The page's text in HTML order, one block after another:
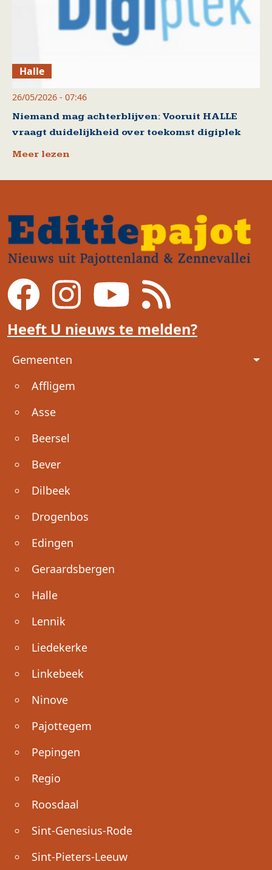
Halle
26/05/2026 - 07:46
Niemand mag achterblijven: Vooruit HALLE
vraagt duidelijkheid over toekomst digiplek
Meer lezen
Heeft U nieuws te melden?
Voet
Gemeenten
Affligem
Asse
Beersel
Bever
Dilbeek
Drogenbos
Edingen
Geraardsbergen
Halle
Lennik
Liedekerke
Linkebeek
Ninove
Pajottegem
Pepingen
Regio
Roosdaal
Sint-Genesius-Rode
Sint-Pieters-Leeuw